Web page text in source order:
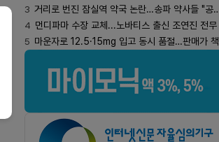
3 거리로 번진 잠실역 약국 논란…송파 약사들 "공공성 훼손"
4 먼디파마 수장 교체...노바티스 출신 조연진 전무 내정
5 마운자로 12.5·15mg 입고 동시 품절…판매가 책정 고심